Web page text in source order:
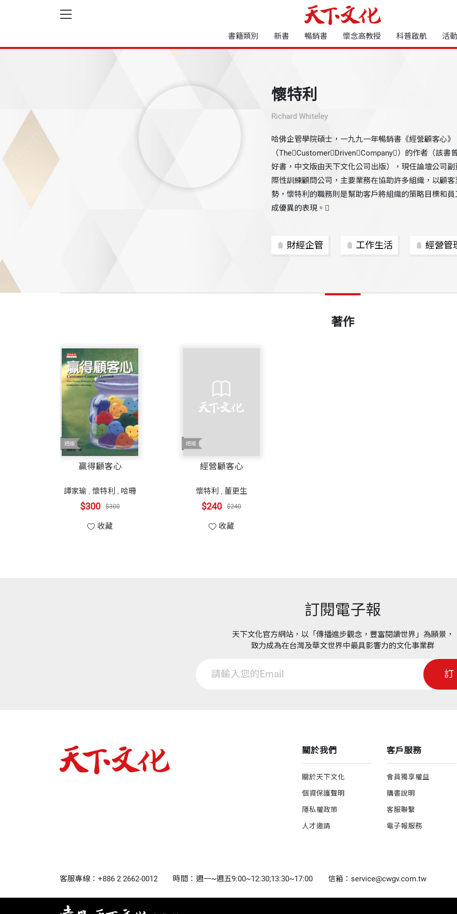
書籍類別 新書 暢銷書 懷念高教授 科普啟航 活動
懷特利
Richard Whiteley
哈佛企管學院碩士，一九九一年暢銷書《經營顧客心》
（TheCustomerDrivenCompany）的作者（該書
好書，中文版由天下文化公司出版），現任論壇公司
際性訓練顧問公司，主要業務在協助許多組織，以顧
勢，懷特利的職務則是幫助客戶將組織的策略目標和
成優異的表現。
財經企管 工作生活 經營管
著作
贏得顧客心
譚家瑜 , 懷特利 , 哈珊
$300 $300
收藏
經營顧客心
懷特利 , 董更生
$240 $240
收藏
訂閱電子報
天下文化官方網站，以「傳播進步觀念，豐富閱讀世界」為願景，
致力成為在台灣及華文世界中最具影響力的文化事業群
關於我們
關於天下文化
個資保護聲明
隱私權政策
人才邀請
客戶服務
會員獨享權益
購書說明
客服聯繫
電子報服務
客服專線：+886 2 2662-0012 時間：週一~週五9:00~12:30;13:30~17:00 信箱：service@cwgv.com.tw